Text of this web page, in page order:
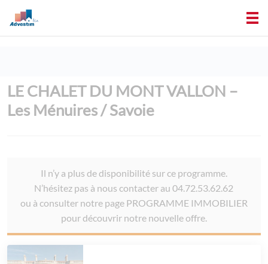
LE CHALET DU MONT VALLON –
Les Ménuires / Savoie
Il n’y a plus de disponibilité sur ce programme.
N’hésitez pas à nous contacter au 04.72.53.62.62
ou à consulter notre page PROGRAMME IMMOBILIER
pour découvrir notre nouvelle offre.